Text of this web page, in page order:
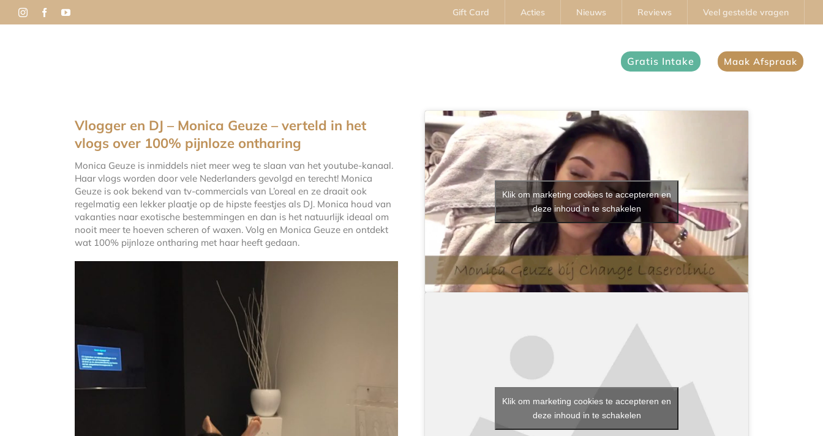
naar
Gift Card Acties Nieuws Reviews Veel gestelde vragen
Gratis Intake Maak Afspraak
Vlogger en DJ – Monica Geuze – verteld in het
vlogs over 100% pijnloze ontharing
Monica Geuze is inmiddels niet meer weg te slaan van het youtube-kanaal.
Haar vlogs worden door vele Nederlanders gevolgd en terecht! Monica
Geuze is ook bekend van tv-commercials van L’oreal en ze draait ook
regelmatig een lekker plaatje op de hipste feestjes als DJ. Monica houd van
vakanties naar exotische bestemmingen en dan is het natuurlijk ideaal om
nooit meer te hoeven scheren of waxen. Volg en Monica Geuze en ontdekt
wat 100% pijnloze ontharing met haar heeft gedaan.
Klik om marketing cookies te accepteren en
deze inhoud in te schakelen
Klik om marketing cookies te accepteren en
deze inhoud in te schakelen